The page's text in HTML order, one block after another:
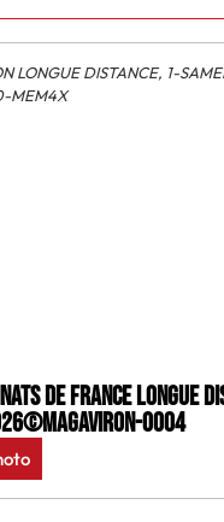
LONGUE DISTANCE, 1-
MEM4X
de France longue
0004